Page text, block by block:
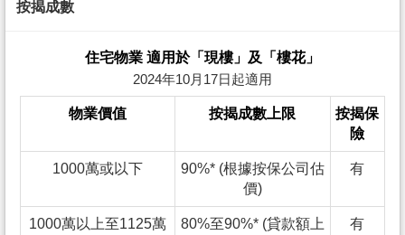
按揭成數
住宅物業 適用於「現樓」及「樓花」
2024年10月17日起適用
物業價值 按揭成數上限
按揭保
險
1000萬或以下
90%* (根據按保公司估
價)
有
1000萬以上至1125萬
80%至90%* (貸款額上
有